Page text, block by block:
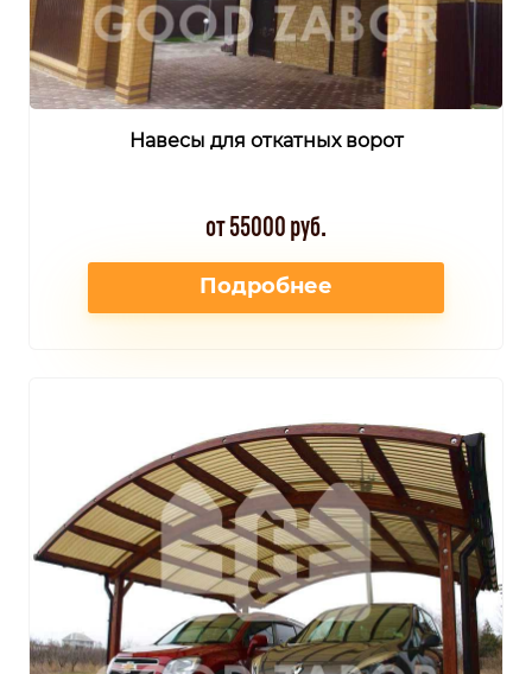
Навесы для откатных ворот
от 55000 руб.
Подробнее